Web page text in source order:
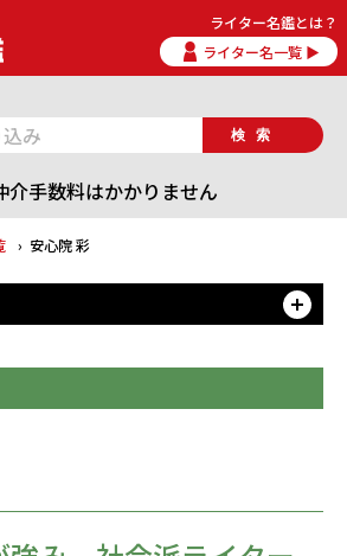
ライター名鑑とは？
ライター名一覧 ▶
検索
介手数料はかかりません
安心院 彩